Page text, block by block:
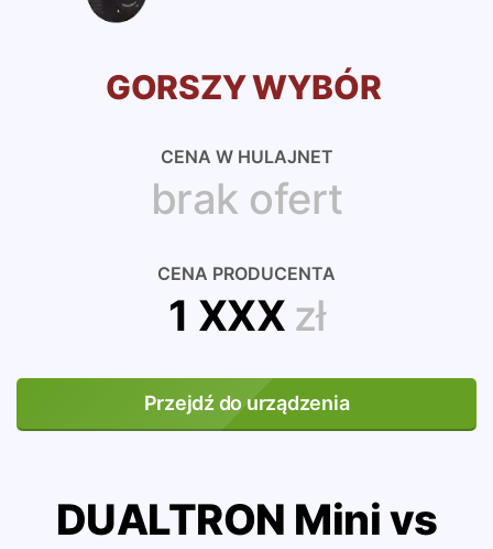
GORSZY WYBÓR
CENA W HULAJNET
brak ofert
CENA PRODUCENTA
1 XXX zł
Przejdź do urządzenia
DUALTRON Mini vs